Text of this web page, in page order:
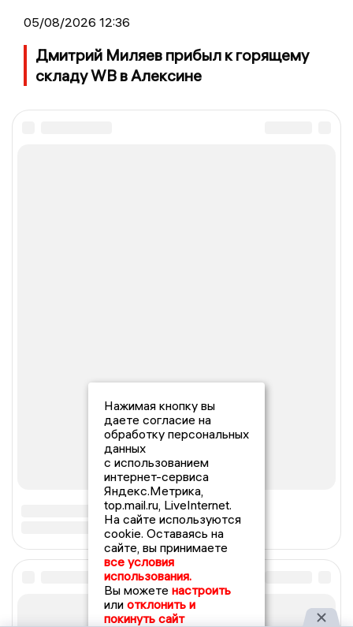
05/08/2026 12:36
Дмитрий Миляев прибыл к горящему
складу WB в Алексине
Нажимая кнопку вы
даете согласие на
обработку персональных
данных
с использованием
интернет-сервиса
Яндекс.Метрика,
top.mail.ru, LiveInternet.
На сайте используются
cookie. Оставаясь на
сайте, вы принимаете
все условия
использования.
Вы можете настроить
или отклонить и
покинуть сайт